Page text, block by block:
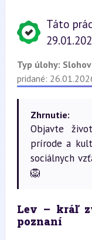
Táto
Typ úlohy:
pridané:
Zhrnutie:
Objavte
prírode a
sociálnych
🦁
Lev – kráľ
poznaní